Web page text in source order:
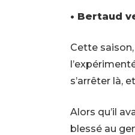
• Bertaud
Cette
s’arrêter là,
Alors qu’il
blessé au